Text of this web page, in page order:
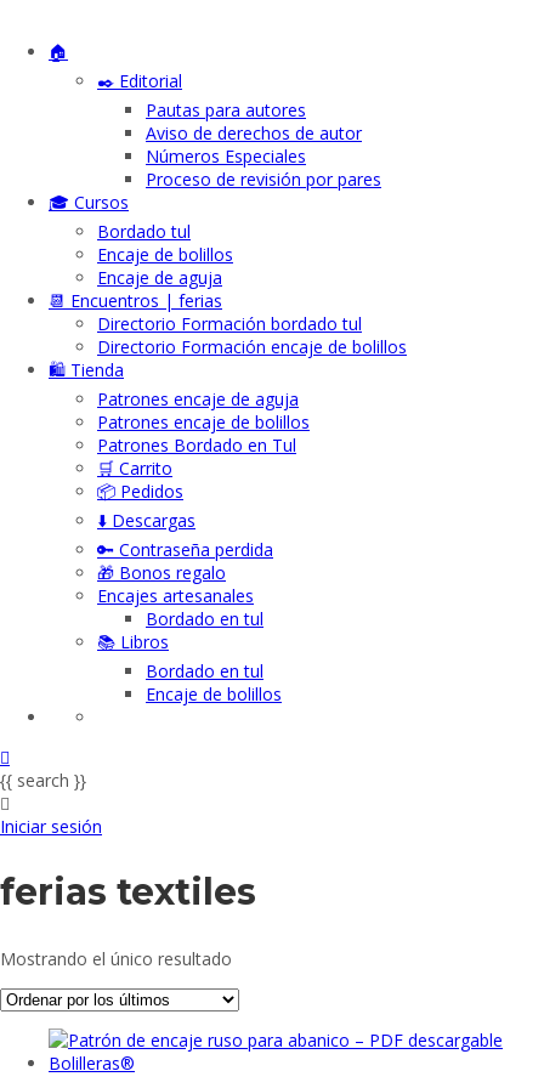
🏠
✒️ Editorial
Pautas para autores
Aviso de derechos de autor
Números Especiales
Proceso de revisión por pares
🎓 Cursos
Bordado tul
Encaje de bolillos
Encaje de aguja
📆 Encuentros | ferias
Directorio Formación bordado tul
Directorio Formación encaje de bolillos
🛍️ Tienda
Patrones encaje de aguja
Patrones encaje de bolillos
Patrones Bordado en Tul
🛒 Carrito
📦 Pedidos
⬇️ Descargas
🔑 Contraseña perdida
🎁 Bonos regalo
Encajes artesanales
Bordado en tul
📚 Libros
Bordado en tul
Encaje de bolillos
{{ search }}
Iniciar sesión
ferias textiles
Mostrando el único resultado